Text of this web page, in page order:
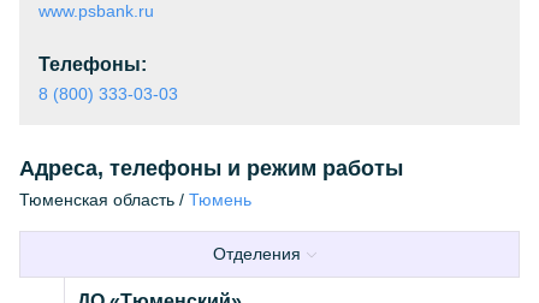
www.psbank.ru
Телефоны:
8 (800) 333-03-03
Адреса, телефоны и режим работы
Тюменская область / Тюмень
Отделения